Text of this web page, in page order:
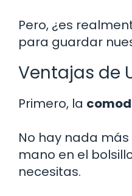
Pero, ¿es
para guardar
Ventajas de
Primero, la
No hay nada
mano en el
necesitas.